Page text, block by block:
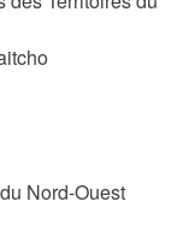
Nord-Ouest